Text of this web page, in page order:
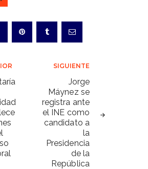
SIGUIENTE
Jorge
Máynez se
registra ante
el INE como
candidato a
la
Presidencia
de la
República